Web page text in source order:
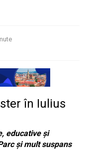
în Iulius
educative și
și mult suspans